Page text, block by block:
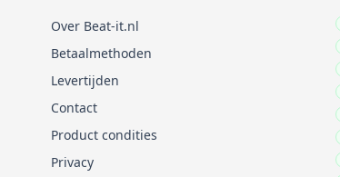
Over Beat-it.nl
Betaalmethoden
Levertijden
Contact
Product condities
Privacy